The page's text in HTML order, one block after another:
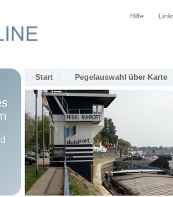
Hilfe
Start Pegelauswahl über Karte